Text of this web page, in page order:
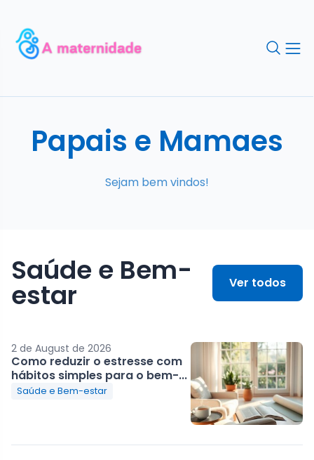
Papais e Mamaes
Sejam bem vindos!
Saúde e Bem-
estar Ver todos
2 de August de 2026
Como reduzir o estresse com
hábitos simples para o bem-...
Saúde e Bem-estar